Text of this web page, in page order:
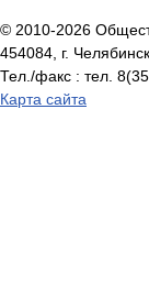
© 2010-2026
454084, г.
Тел./факс : тел.
Карта сайта